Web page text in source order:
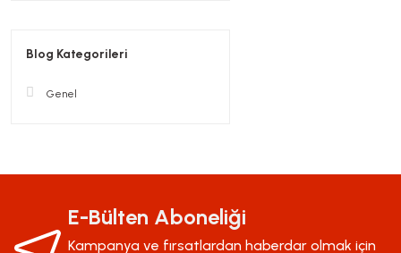
Blog Kategorileri
Genel
E-Bülten Aboneliği
Kampanya ve fırsatlardan haberdar olmak için